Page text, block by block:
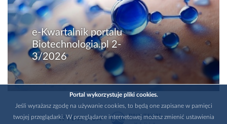
e-Kwartalnik portalu
Biotechnologia.pl 2-
3/2026
WYDAWCA
Portal wykorzystuje pliki cookies.
Jeśli wyrażasz zgodę na używanie cookies, to będą one zapisane w pamięci
twojej przeglądarki. W przeglądarce internetowej możesz zmienić ustawienia